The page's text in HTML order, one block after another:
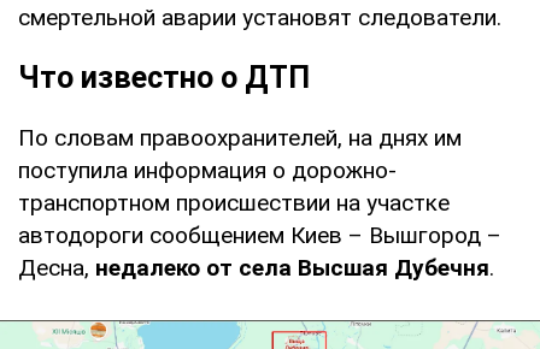
смертельной аварии установят следователи.
Что известно о ДТП
По словам правоохранителей, на днях им
поступила информация о дорожно-
транспортном происшествии на участке
автодороги сообщением Киев – Вышгород –
Десна, недалеко от села Высшая Дубечня.